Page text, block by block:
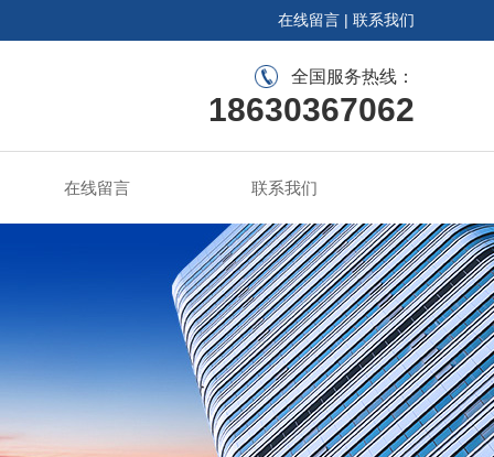
在线留言 | 联系我们
全国服务热线：
18630367062
在线留言 联系我们